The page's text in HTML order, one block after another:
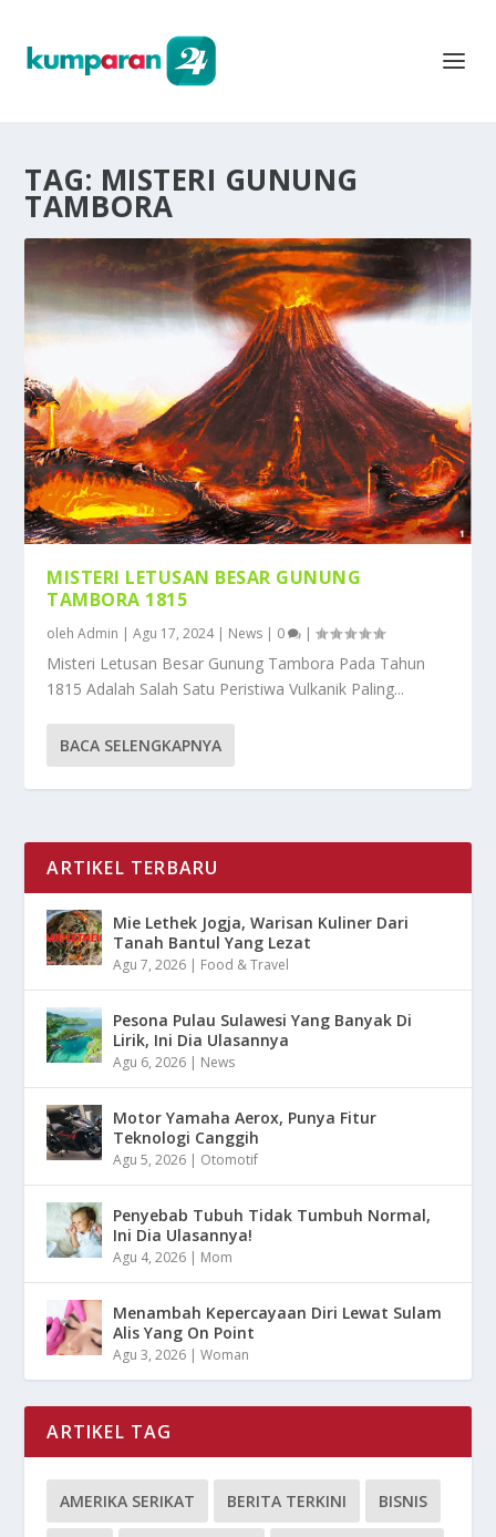
TAG: MISTERI GUNUNG
TAMBORA
MISTERI LETUSAN BESAR GUNUNG
TAMBORA 1815
olehAdmin |Agu 17, 2024| News | 0 |
Misteri Letusan Besar Gunung Tambora Pada Tahun
1815 Adalah Salah Satu Peristiwa Vulkanik Paling...
BACA SELENGKAPNYA
ARTIKEL TERBARU
Mie Lethek Jogja, Warisan Kuliner Dari
Tanah Bantul Yang Lezat
Agu 7, 2026 | Food & Travel
Pesona Pulau Sulawesi Yang Banyak Di
Lirik, Ini Dia Ulasannya
Agu 6, 2026 | News
Motor Yamaha Aerox, Punya Fitur
Teknologi Canggih
Agu 5, 2026 | Otomotif
Penyebab Tubuh Tidak Tumbuh Normal,
Ini Dia Ulasannya!
Agu 4, 2026 | Mom
Menambah Kepercayaan Diri Lewat Sulam
Alis Yang On Point
Agu 3, 2026 |Woman
ARTIKEL TAG
AMERIKA SERIKAT BERITA TERKINI BISNIS